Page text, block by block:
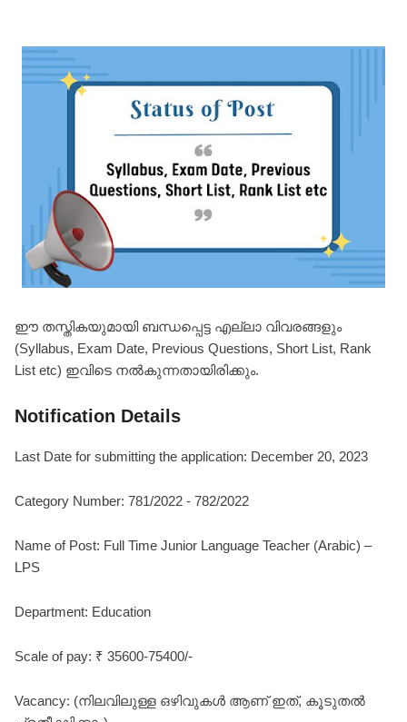
ഈ തസ്തികയുമായി ബന്ധപ്പെട്ട എല്ലാ വിവരങ്ങളും
(Syllabus, Exam Date, Previous Questions, Short List, Rank
List etc) ഇവിടെ നൽകുന്നതായിരിക്കും.
Notification Details
Last Date for submitting the application: December 20, 2023
Category Number: 781/2022 - 782/2022
Name of Post: Full Time Junior Language Teacher (Arabic) –
LPS
Department: Education
Scale of pay: ₹ 35600-75400/-
Vacancy: (നിലവിലുള്ള ഒഴിവുകൾ ആണ് ഇത്, കൂടുതൽ